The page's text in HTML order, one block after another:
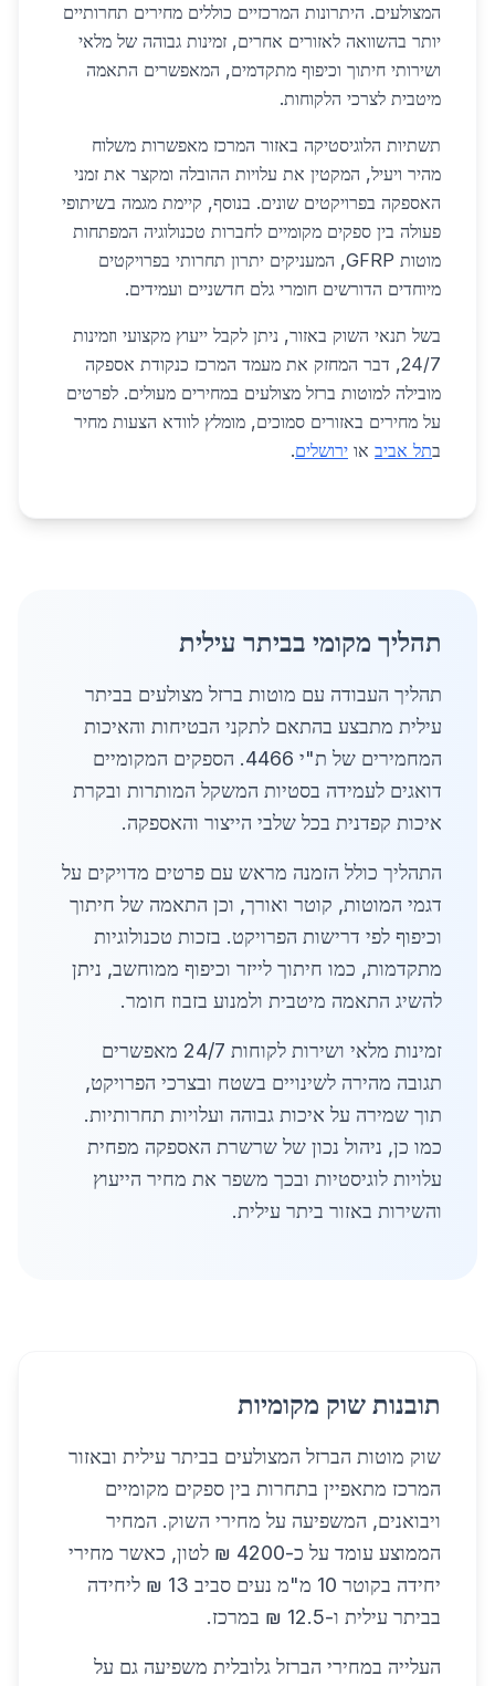
המצולעים. היתרונות המרכזיים כוללים מחירים תחרותיים
יותר בהשוואה לאזורים אחרים, זמינות גבוהה של מלאי
ושירותי חיתוך וכיפוף מתקדמים, המאפשרים התאמה
מיטבית לצרכי הלקוחות.
תשתיות הלוגיסטיקה באזור המרכז מאפשרות משלוח
מהיר ויעיל, המקטין את עלויות ההובלה ומקצר את זמני
האספקה בפרויקטים שונים. בנוסף, קיימת מגמה בשיתופי
פעולה בין ספקים מקומיים לחברות טכנולוגיה המפתחות
מוטות GFRP, המעניקים יתרון תחרותי בפרויקטים
מיוחדים הדורשים חומרי גלם חדשניים ועמידים.
בשל תנאי השוק באזור, ניתן לקבל ייעוץ מקצועי וזמינות
24/7, דבר המחזק את מעמד המרכז כנקודת אספקה
מובילה למוטות ברזל מצולעים במחירים מעולים. לפרטים
על מחירים באזורים סמוכים, מומלץ לוודא הצעות מחיר
בתל אביב או ירושלים.
תהליך מקומי בביתר עילית
תהליך העבודה עם מוטות ברזל מצולעים בביתר
עילית מתבצע בהתאם לתקני הבטיחות והאיכות
המחמירים של ת"י 4466. הספקים המקומיים
דואגים לעמידה בסטיות המשקל המותרות ובקרת
איכות קפדנית בכל שלבי הייצור והאספקה.
התהליך כולל הזמנה מראש עם פרטים מדויקים על
דגמי המוטות, קוטר ואורך, וכן התאמה של חיתוך
וכיפוף לפי דרישות הפרויקט. בזכות טכנולוגיות
מתקדמות, כמו חיתוך לייזר וכיפוף ממוחשב, ניתן
להשיג התאמה מיטבית ולמנוע בזבוז חומר.
זמינות מלאי ושירות לקוחות 24/7 מאפשרים
תגובה מהירה לשינויים בשטח ובצרכי הפרויקט,
תוך שמירה על איכות גבוהה ועלויות תחרותיות.
כמו כן, ניהול נכון של שרשרת האספקה מפחית
עלויות לוגיסטיות ובכך משפר את מחיר הייעוץ
והשירות באזור ביתר עילית.
תובנות שוק מקומיות
שוק מוטות הברזל המצולעים בביתר עילית ובאזור
המרכז מתאפיין בתחרות בין ספקים מקומיים
ויבואנים, המשפיעה על מחירי השוק. המחיר
הממוצע עומד על כ-4200 ₪ לטון, כאשר מחירי
יחידה בקוטר 10 מ"מ נעים סביב 13 ₪ ליחידה
בביתר עילית ו-12.5 ₪ במרכז.
העלייה במחירי הברזל גלובלית משפיעה גם על